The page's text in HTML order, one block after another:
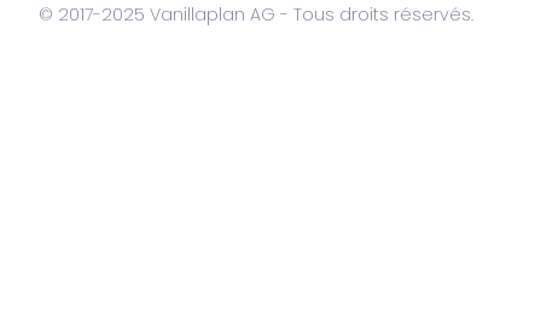
© 2017-2025 Vanillaplan AG - Tous droits réservés.